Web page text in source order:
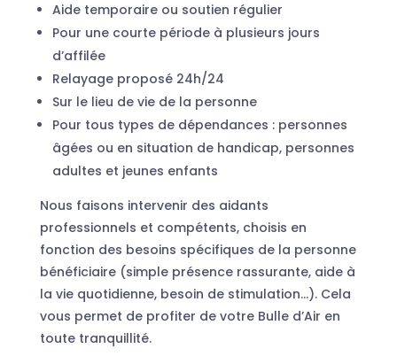
Aide temporaire ou soutien régulier
Pour une courte période à plusieurs jours
d’affilée
Relayage proposé 24h/24
Sur le lieu de vie de la personne
Pour tous types de dépendances : personnes
âgées ou en situation de handicap, personnes
adultes et jeunes enfants
Nous faisons intervenir des aidants
professionnels et compétents, choisis en
fonction des besoins spécifiques de la personne
bénéficiaire (simple présence rassurante, aide à
la vie quotidienne, besoin de stimulation…). Cela
vous permet de profiter de votre Bulle d’Air en
toute tranquillité.